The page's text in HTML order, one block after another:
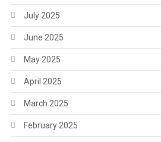
July 2025
June 2025
May 2025
April 2025
March 2025
February 2025